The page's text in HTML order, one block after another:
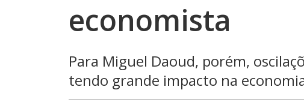
economista
Para Miguel Daoud, porém,
tendo grande impacto na